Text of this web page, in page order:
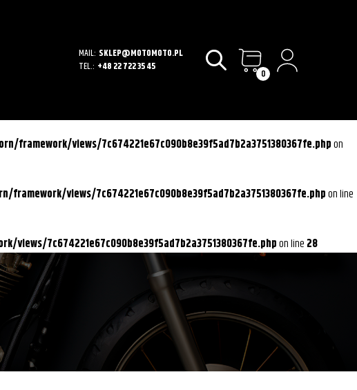
MAIL: SKLEP@MOTOMOTO.PL
TEL.: +48 22 722 35 45 0
views/7c674221e67c090b8e39f5ad7b2a3751380367fe.phpon
views/7c674221e67c090b8e39f5ad7b2a3751380367fe.phpon line
7c674221e67c090b8e39f5ad7b2a3751380367fe.phpon line 28